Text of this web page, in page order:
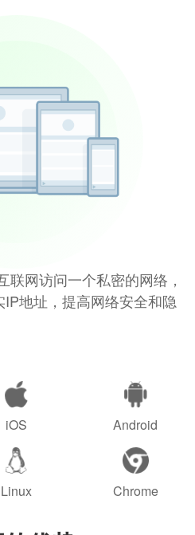
网访问一个私密的网络，
地址，提高网络安全和隐
iOS Android
Linux Chrome